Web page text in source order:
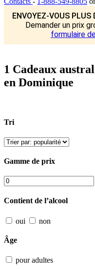
ENVOYEZ-VOUS
Demander un prix
formulaire
1 Cadeaux
en Dominique
Tri
Gamme de prix
Contient de l’alcool
oui non
Âge
pour adultes